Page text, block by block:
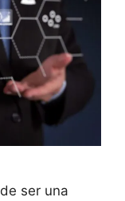
ser una